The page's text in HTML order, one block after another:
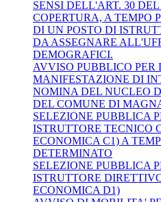
SENSI DELL'ART. 30
COPERTURA, A TEMPO
DI UN POSTO DI
DA ASSEGNARE
DEMOGRAFICI.
AVVISO PUBBLICO PER
MANIFESTAZIONE DI
NOMINA DEL NUCLEO
DEL COMUNE DI
SELEZIONE PUBBLICA
ISTRUTTORE TECNICO
ECONOMICA C1) A
DETERMINATO
SELEZIONE PUBBLICA
ISTRUTTORE
ECONOMICA D1)